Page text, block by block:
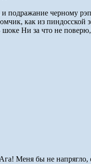
черному
как из пиндосской
Ни за что не
Меня бы не напрягло,